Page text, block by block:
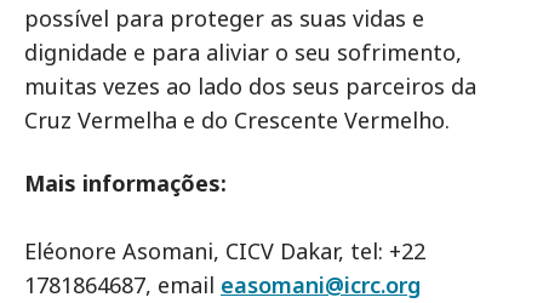
possível para proteger as suas vidas e
dignidade e para aliviar o seu sofrimento,
muitas vezes ao lado dos seus parceiros da
Cruz Vermelha e do Crescente Vermelho.
Mais informações:
Eléonore Asomani, CICV Dakar, tel: +22
1781864687, email easomani@icrc.org